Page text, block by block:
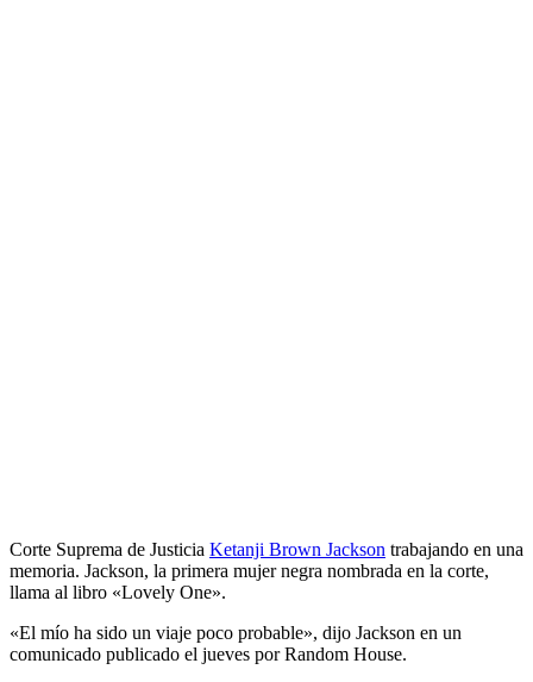
Corte Suprema de Justicia Ketanji Brown Jackson trabajando en una
memoria. Jackson, la primera mujer negra nombrada en la corte,
llama al libro «Lovely One».
«El mío ha sido un viaje poco probable», dijo Jackson en un
comunicado publicado el jueves por Random House.